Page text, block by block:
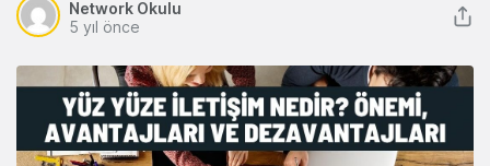
Network Okulu
5 yıl önce